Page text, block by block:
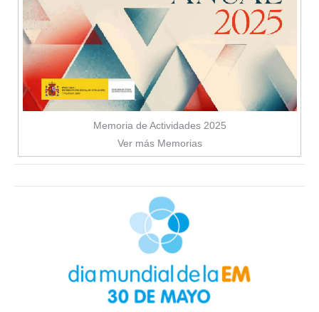
Memoria de Actividades 2025
Ver más Memorias